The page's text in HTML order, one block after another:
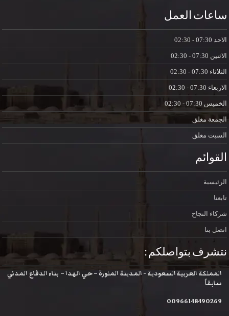
ساعات العمل
الاحد
الاثنين
الثلاثاء
الاربعاء
الخميس
الجمعة مغلق
السبت مغلق
القوائم
الرئيسية
تابعنا
شركاء النجاح
اتصل بنا
نتشرف بتواصلكم :
المملكة العربية السعودية - المدينة المنورة – حي الهدا – بناء الدفاع المدني
سابقاً
00966148490269